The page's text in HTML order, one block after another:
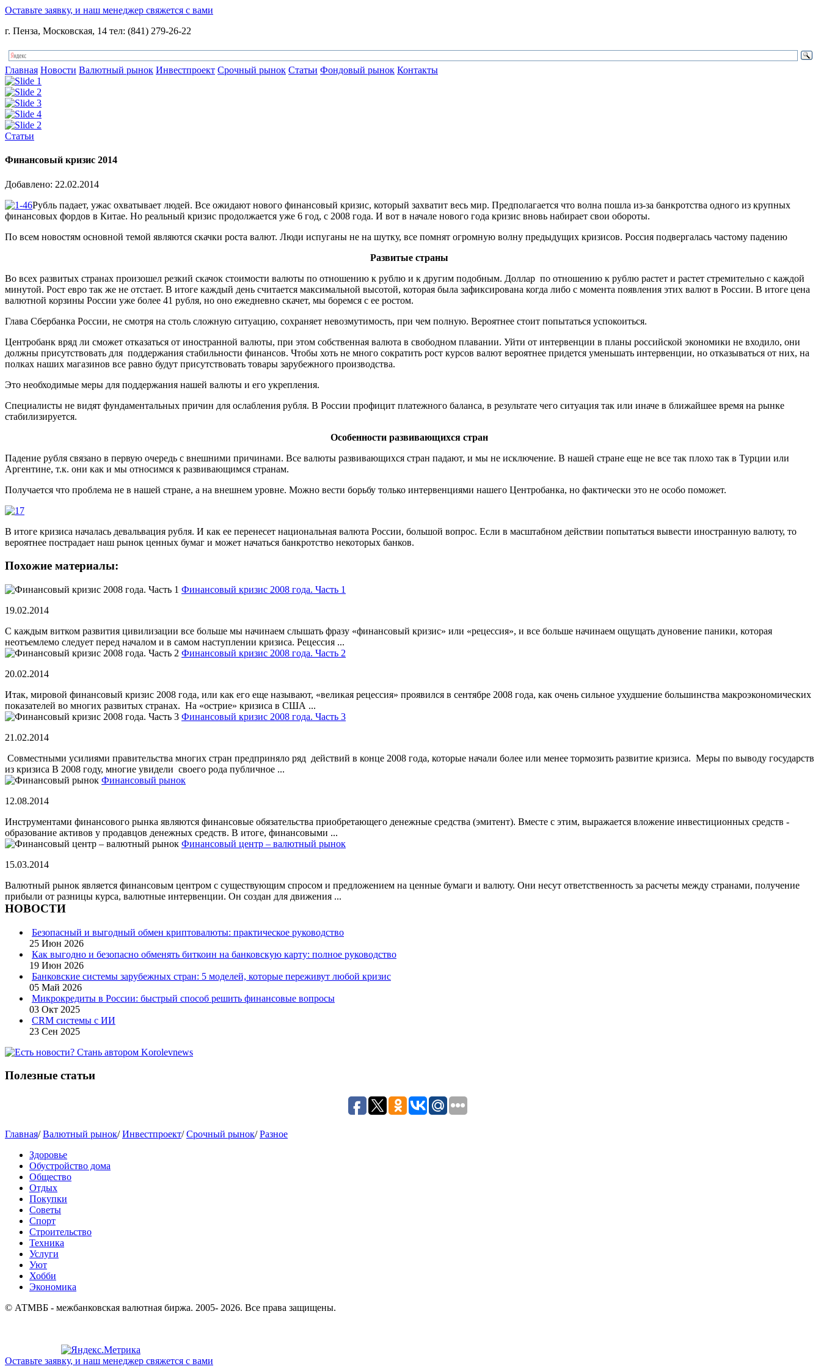
Оставьте заявку, и наш менеджер свяжется с вами
г. Пенза, Московская, 14 тел: (841) 279-26-22
Главная Новости Валютный рынок Инвестпроект Срочный рынок Статьи Фондовый рынок Контакты
Статьи
Финансовый кризис 2014
Добавлено: 22.02.2014
Рубль падает, ужас охватывает людей. Все ожидают нового финансовый кризис, который захватит весь мир. Предполагается что волна пошла из-за банкротства одного из крупных
финансовых фордов в Китае. Но реальный кризис продолжается уже 6 год, с 2008 года. И вот в начале нового года кризис вновь набирает свои обороты.
По всем новостям основной темой являются скачки роста валют. Люди испуганы не на шутку, все помнят огромную волну предыдущих кризисов. Россия подвергалась частому падению
Развитые страны
Во всех развитых странах произошел резкий скачок стоимости валюты по отношению к рублю и к другим подобным. Доллар по отношению к рублю растет и растет стремительно с каждой
минутой. Рост евро так же не отстает. В итоге каждый день считается максимальной высотой, которая была зафиксирована когда либо с момента появления этих валют в России. В итоге цена
валютной корзины России уже более 41 рубля, но оно ежедневно скачет, мы боремся с ее ростом.
Глава Сбербанка России, не смотря на столь сложную ситуацию, сохраняет невозмутимость, при чем полную. Вероятнее стоит попытаться успокоиться.
Центробанк вряд ли сможет отказаться от иностранной валюты, при этом собственная валюта в свободном плавании. Уйти от интервенции в планы российской экономики не входило, они
должны присутствовать для поддержания стабильности финансов. Чтобы хоть не много сократить рост курсов валют вероятнее придется уменьшать интервенции, но отказываться от них, на
полках наших магазинов все равно будут присутствовать товары зарубежного производства.
Это необходимые меры для поддержания нашей валюты и его укрепления.
Специалисты не видят фундаментальных причин для ослабления рубля. В России профицит платежного баланса, в результате чего ситуация так или иначе в ближайшее время на рынке
стабилизируется.
Особенности развивающихся стран
Падение рубля связано в первую очередь с внешними причинами. Все валюты развивающихся стран падают, и мы не исключение. В нашей стране еще не все так плохо так в Турции или
Аргентине, т.к. они как и мы относимся к развивающимся странам.
Получается что проблема не в нашей стране, а на внешнем уровне. Можно вести борьбу только интервенциями нашего Центробанка, но фактически это не особо поможет.
В итоге кризиса началась девальвация рубля. И как ее перенесет национальная валюта России, большой вопрос. Если в масштабном действии попытаться вывести иностранную валюту, то
вероятнее пострадает наш рынок ценных бумаг и может начаться банкротство некоторых банков.
Похожие материалы:
Финансовый кризис 2008 года. Часть 1
19.02.2014
С каждым витком развития цивилизации все больше мы начинаем слышать фразу «финансовый кризис» или «рецессия», и все больше начинаем ощущать дуновение паники, которая
неотъемлемо следует перед началом и в самом наступлении кризиса. Рецессия ...
Финансовый кризис 2008 года. Часть 2
20.02.2014
Итак, мировой финансовый кризис 2008 года, или как его еще называют, «великая рецессия» проявился в сентябре 2008 года, как очень сильное ухудшение большинства макроэкономических
показателей во многих развитых странах. На «острие» кризиса в США ...
Финансовый кризис 2008 года. Часть 3
21.02.2014
Совместными усилиями правительства многих стран предприняло ряд действий в конце 2008 года, которые начали более или менее тормозить развитие кризиса. Меры по выводу государств
из кризиса В 2008 году, многие увидели своего рода публичное ...
Финансовый рынок
12.08.2014
Инструментами финансового рынка являются финансовые обязательства приобретающего денежные средства (эмитент). Вместе с этим, выражается вложение инвестиционных средств -
образование активов у продавцов денежных средств. В итоге, финансовыми ...
Финансовый центр – валютный рынок
15.03.2014
Валютный рынок является финансовым центром с существующим спросом и предложением на ценные бумаги и валюту. Они несут ответственность за расчеты между странами, получение
прибыли от разницы курса, валютные интервенции. Он создан для движения ...
НОВОСТИ
Безопасный и выгодный обмен криптовалюты: практическое руководство
25 Июн 2026
Как выгодно и безопасно обменять биткоин на банковскую карту: полное руководство
19 Июн 2026
Банковские системы зарубежных стран: 5 моделей, которые переживут любой кризис
05 Май 2026
Микрокредиты в России: быстрый способ решить финансовые вопросы
03 Окт 2025
CRM системы с ИИ
23 Сен 2025
Полезные статьи
Главная/Валютный рынок/Инвестпроект/Срочный рынок/Разное
Здоровье
Обустройство дома
Общество
Отдых
Покупки
Советы
Спорт
Строительство
Техника
Услуги
Уют
Хобби
Экономика
© АТМВБ - межбанковская валютная биржа. 2005- 2026. Все права защищены.
Оставьте заявку, и наш менеджер свяжется с вами